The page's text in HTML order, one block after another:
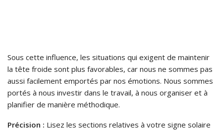
Sous cette influence, les situations qui exigent de maintenir
la tête froide sont plus favorables, car nous ne sommes pas
aussi facilement emportés par nos émotions. Nous sommes
portés à nous investir dans le travail, à nous organiser et à
planifier de manière méthodique.
Précision : Lisez les sections relatives à votre signe solaire